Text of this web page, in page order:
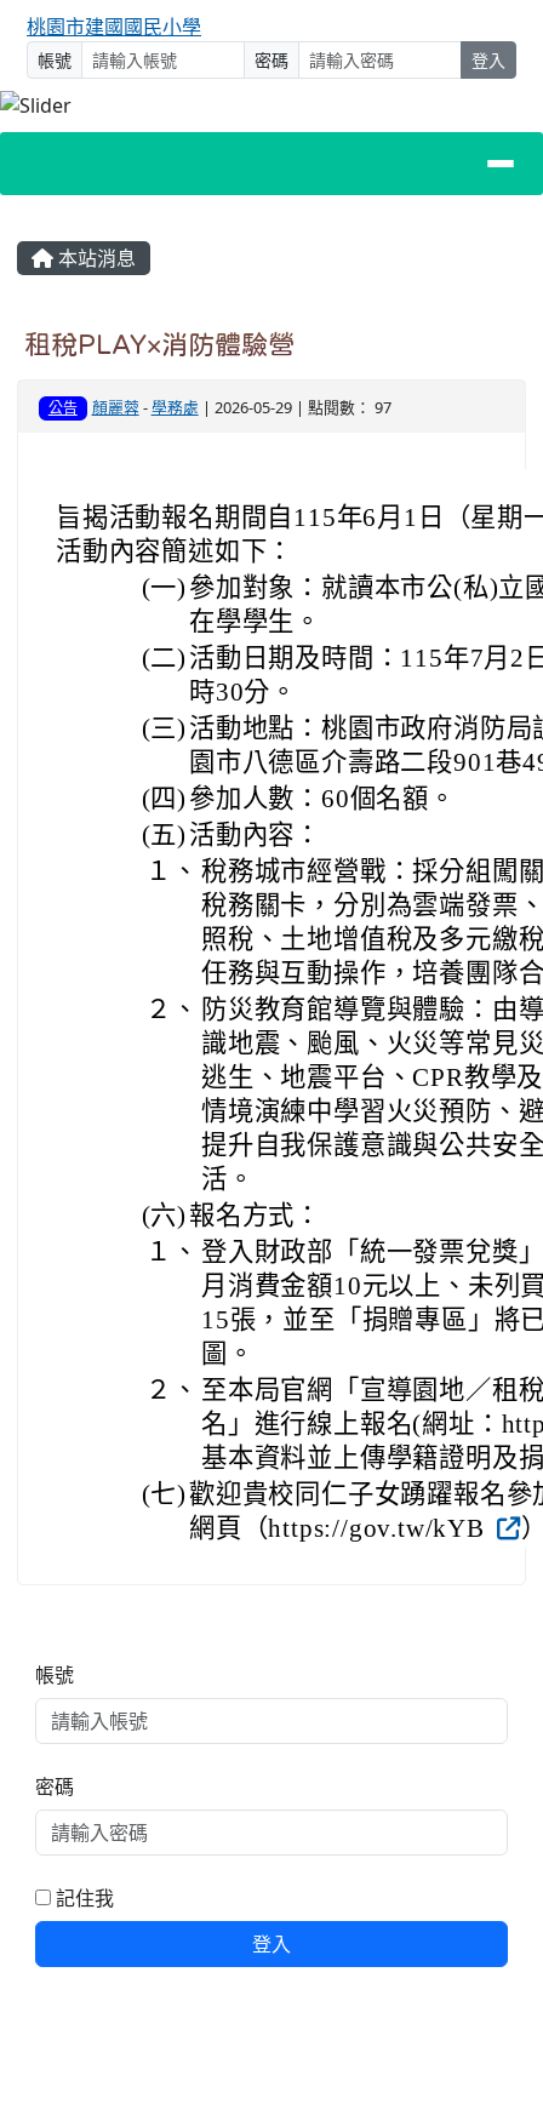
桃園市建國國民小學
帳號 密碼 登入
主內容區域
本站消息
租稅PLAY×消防體驗營
公告 顏麗蓉-學務處 | 2026-05-29 | 點閱數： 97
旨揭活動報名期間自115年6月1日（星期
活動內容簡述如下：
(一) 參加對象：就讀本市公(私)立
在學學生。
(二) 活動日期及時間：115年7月2
時30分。
(三) 活動地點：桃園市政府消防
園市八德區介壽路二段901巷
(四) 參加人數：60個名額。
(五) 活動內容：
１、 稅務城市經營戰：採分組闖
稅務關卡，分別為雲端發票
照稅、土地增值稅及多元繳
任務與互動操作，培養團隊
２、 防災教育館導覽與體驗：由
識地震、颱風、火災等常見
逃生、地震平台、CPR教學
情境演練中學習火災預防、
提升自我保護意識與公共安
活。
(六) 報名方式：
１、 登入財政部「統一發票兌獎
月消費金額10元以上、未列
15張，並至「捐贈專區」將
圖。
２、 至本局官網「宣導園地／租
名」進行線上報名(網址：
基本資料並上傳學籍證明及
(七)歡迎貴校同仁子女踴躍報名
網頁（https://gov.tw/kYB
帳號
密碼
記住我
登入